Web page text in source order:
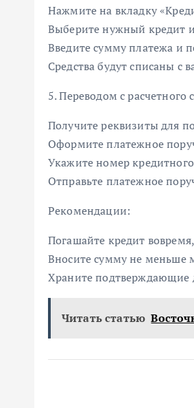
Нажмите на вкладку
Выберите нужный кредит
Введите сумму платежа и
Средства будут списаны с
5. Переводом с расчетного
Получите реквизиты для
Оформите платежное
Укажите номер
Отправьте платежное
Рекомендации:
Погашайте кредит
Вносите сумму не меньше
Храните подтверждающие
Читать статью